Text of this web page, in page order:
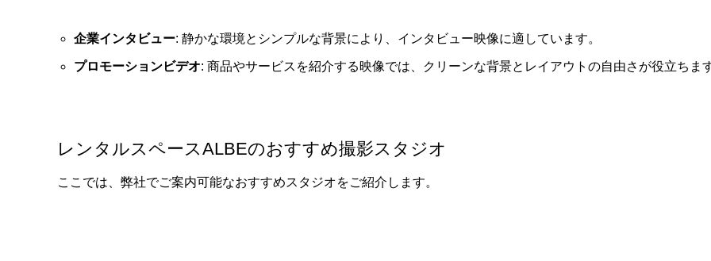
企業インタビュー: 静かな環境とシンプルな背景により、インタビュー映像に適しています。
プロモーションビデオ: 商品やサービスを紹介する映像では、クリーンな背景とレイアウトの自由さが役立ちま
レンタルスペースALBEのおすすめ撮影スタジオ
ここでは、弊社でご案内可能なおすすめスタジオをご紹介します。